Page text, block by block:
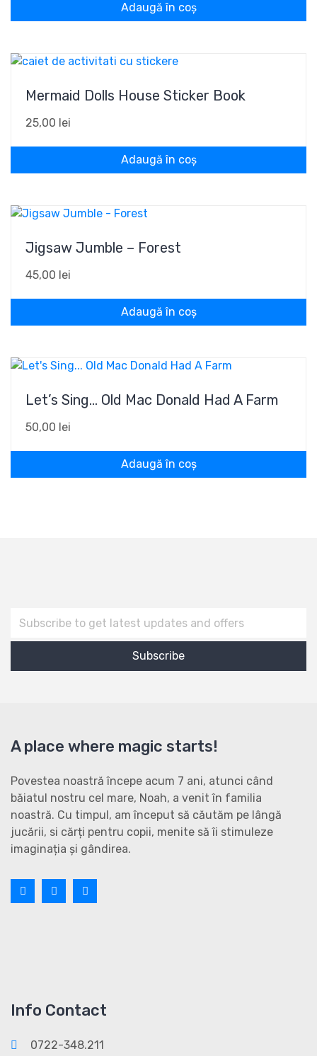
Adaugă în coș
Mermaid Dolls House Sticker Book
25,00 lei
Adaugă în coș
Jigsaw Jumble – Forest
45,00 lei
Adaugă în coș
Let’s Sing… Old Mac Donald Had A Farm
50,00 lei
Adaugă în coș
A place where magic starts!
Povestea noastră începe acum 7 ani, atunci când
băiatul nostru cel mare, Noah, a venit în familia
noastră. Cu timpul, am început să căutăm pe lângă
jucării, si cărți pentru copii, menite să îi stimuleze
imaginația și gândirea.
Info Contact
0722-348.211